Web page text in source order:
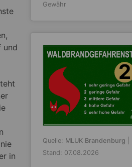
und
in
Gewähr
2
Quelle: MLUK Brandenburg
Stand: 07.08.2026